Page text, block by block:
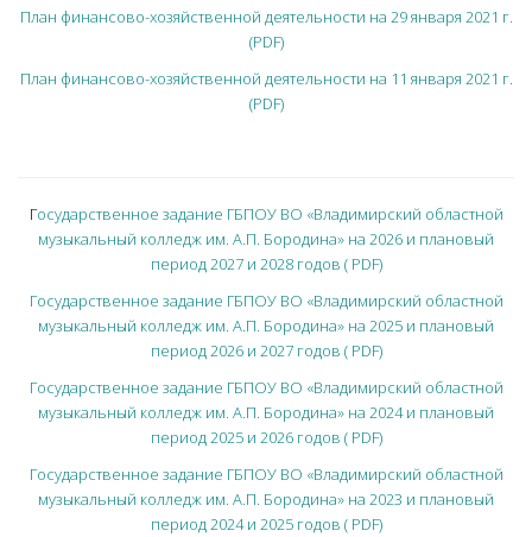
План финансово-хозяйственной деятельности на 29 января 2021 г.
(PDF)
План финансово-хозяйственной деятельности на 11 января 2021 г.
(PDF)
Государственное задание ГБПОУ ВО «Владимирский областной
музыкальный колледж им. А.П. Бородина» на 2026 и плановый
период 2027 и 2028 годов ( PDF)
Государственное задание ГБПОУ ВО «Владимирский областной
музыкальный колледж им. А.П. Бородина» на 2025 и плановый
период 2026 и 2027 годов ( PDF)
Государственное задание ГБПОУ ВО «Владимирский областной
музыкальный колледж им. А.П. Бородина» на 2024 и плановый
период 2025 и 2026 годов ( PDF)
Государственное задание ГБПОУ ВО «Владимирский областной
музыкальный колледж им. А.П. Бородина» на 2023 и плановый
период 2024 и 2025 годов ( PDF)